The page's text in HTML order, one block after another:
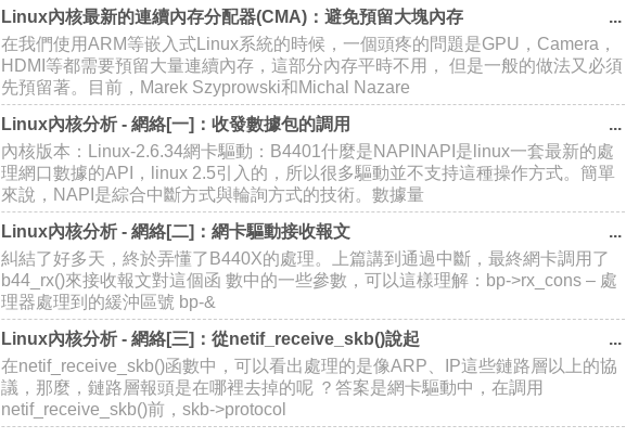
Linux內核最新的連續內存分配器(CMA)：避免預留大塊內存
在我們使用ARM等嵌入式Linux系統的時候，一個頭疼的問題是GPU，Camera，
HDMI等都需要預留大量連續內存，這部分內存平時不用， 但是一般的做法又必須
先預留著。目前，Marek Szyprowski和Michal Nazare
Linux內核分析 - 網絡[一]：收發數據包的調用
內核版本：Linux-2.6.34網卡驅動：B4401什麼是NAPINAPI是linux一套最新的處
理網口數據的API，linux 2.5引入的，所以很多驅動並不支持這種操作方式。簡單
來說，NAPI是綜合中斷方式與輪詢方式的技術。數據量
Linux內核分析 - 網絡[二]：網卡驅動接收報文
糾結了好多天，終於弄懂了B440X的處理。上篇講到通過中斷，最終網卡調用了
b44_rx()來接收報文對這個函 數中的一些參數，可以這樣理解：bp->rx_cons – 處
理器處理到的緩沖區號 bp-&
Linux內核分析 - 網絡[三]：從netif_receive_skb()說起
在netif_receive_skb()函數中，可以看出處理的是像ARP、IP這些鏈路層以上的協
議，那麼，鏈路層報頭是在哪裡去掉的呢 ？答案是網卡驅動中，在調用
netif_receive_skb()前，skb->protocol